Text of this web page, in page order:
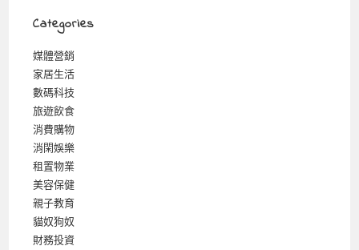
Categories
媒體營銷
家居生活
數碼科技
旅遊飲食
消費購物
消閑娛樂
租置物業
美容保健
親子教育
貓奴狗奴
財務投資